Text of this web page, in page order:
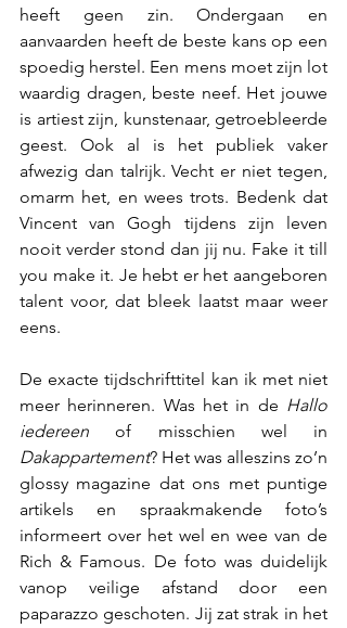
heeft geen zin. Ondergaan en
aanvaarden heeft de beste kans op een
spoedig herstel. Een mens moet zijn lot
waardig dragen, beste neef. Het jouwe
is artiest zijn, kunstenaar, getroebleerde
geest. Ook al is het publiek vaker
afwezig dan talrijk. Vecht er niet tegen,
omarm het, en wees trots. Bedenk dat
Vincent van Gogh tijdens zijn leven
nooit verder stond dan jij nu. Fake it till
you make it. Je hebt er het aangeboren
talent voor, dat bleek laatst maar weer
eens.
De exacte tijdschrifttitel kan ik met niet
meer herinneren. Was het in de Hallo
iedereen
Dakappartement? Het was alleszins zo’n
glossy magazine dat ons met puntige
artikels en spraakmakende foto’s
informeert over het wel en wee van de
Rich & Famous. De foto was duidelijk
vanop veilige afstand door een
paparazzo geschoten. Jij zat strak in het